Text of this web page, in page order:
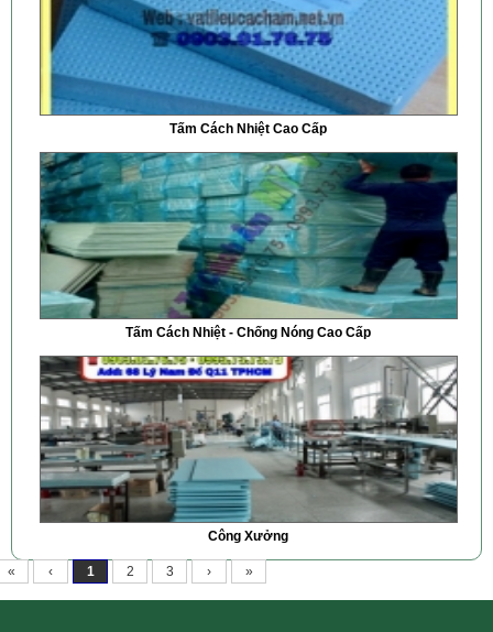
Tấm Cách Nhiệt Cao Cấp
Tấm Cách Nhiệt - Chống Nóng Cao Cấp
Công Xưởng
« ‹ 1 2 3 › »